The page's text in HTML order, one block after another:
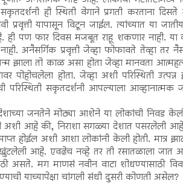
ही स्थिती वेगाने प्रगती करताना दिसते
प्रवृत्ती यापासून विटून जाईल. त्यांच्यात या
पण फार दिवस मजबूत राहू शकणार नाही. या
अनैसर्गिक प्रवृत्ती जेव्हा फोफावते तेव्हा तर
झाला तो काळ असा होता जेव्हा मानवता
पोहोचलेला होता. जेव्हा अशी परिस्थिती
परिस्थिती सकृतदर्शनी आपल्याला
देशाच्या जनतेने मोठ्या आशेने या लोकांची निवड
आहे की, निराशा सगळ्या देशात पसरलेली आहे.
होईल अशी आशा लोकांनी केली होती. मात्र
आहे. एवढेच नव्हे तर ती रसातळाला जात
असते. मग माणसं नवीन वाटा शोधण्यासाठी
याच्यापेक्षा चांगली संधी दुसरी कोणती असेल?